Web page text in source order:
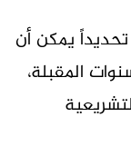
تحديداً يمكن أن
المقبلة،